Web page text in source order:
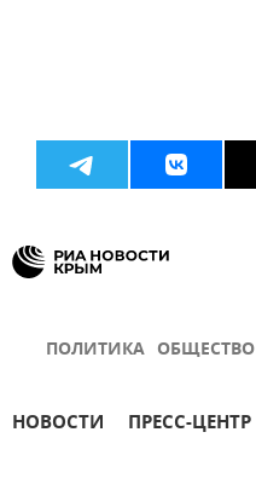
ПОЛИТИКА ОБЩЕСТВО
НОВОСТИ ПРЕСС-ЦЕНТР